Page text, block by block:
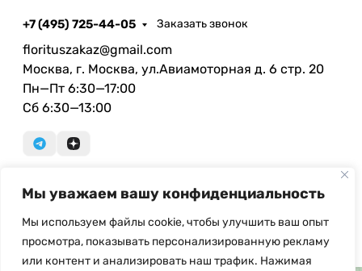
Мы уважаем вашу конфиденциальность
Мы используем файлы cookie, чтобы улучшить ваш опыт
просмотра, показывать персонализированную рекламу
или контент и анализировать наш трафик. Нажимая
+7 (495) 725-44-05 Заказать звонок
florituszakaz@gmail.com
Москва, г. Москва, ул.Авиамоторная д. 6 стр. 20
Пн—Пт 6:30—17:00
Сб 6:30—13:00
© Copyright, 2026 Floritus.com - оптовая продажа
искусственных цветов и ритуальных
сайта ссылка на источник обязательна.